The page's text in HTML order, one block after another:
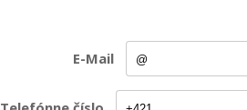
E-Mail